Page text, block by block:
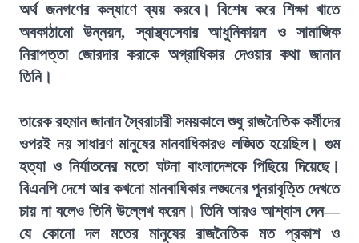
অর্থ জনগণের কল্যাণে ব্যয় করবে। বিশেষ করে শিক্ষা খাতে
অবকাঠামো উন্নয়ন, স্বাস্থ্যসেবার আধুনিকায়ন ও সামাজিক
নিরাপত্তা জোরদার করাকে অগ্রাধিকার দেওয়ার কথা জানান
তিনি।
তারেক রহমান জানান স্বৈরাচারী সময়কালে শুধু রাজনৈতিক কর্মীদের
ওপরই নয় সাধারণ মানুষের মানবাধিকারও লঙ্ঘিত হয়েছিল। গুম
হত্যা ও নির্যাতনের মতো ঘটনা বাংলাদেশকে পিছিয়ে দিয়েছে।
বিএনপি দেশে আর কখনো মানবাধিকার লঙ্ঘনের পুনরাবৃত্তি দেখতে
চায় না বলেও তিনি উল্লেখ করেন। তিনি আরও আশ্বাস দেন—
যে কোনো দল মতের মানুষের রাজনৈতিক মত প্রকাশ ও